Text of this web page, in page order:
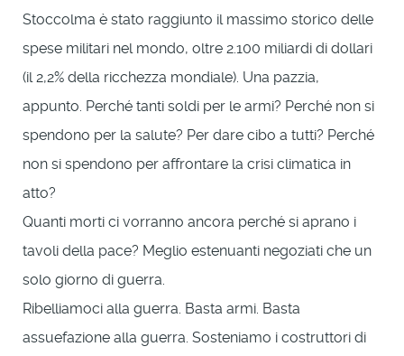
Stoccolma è stato raggiunto il massimo storico delle
spese militari nel mondo, oltre 2.100 miliardi di dollari
(il 2,2% della ricchezza mondiale). Una pazzia,
appunto. Perché tanti soldi per le armi? Perché non si
spendono per la salute? Per dare cibo a tutti? Perché
non si spendono per affrontare la crisi climatica in
atto?
Quanti morti ci vorranno ancora perché si aprano i
tavoli della pace? Meglio estenuanti negoziati che un
solo giorno di guerra.
Ribelliamoci alla guerra. Basta armi. Basta
assuefazione alla guerra. Sosteniamo i costruttori di